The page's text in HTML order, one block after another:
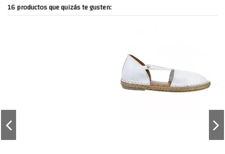
16 productos que quizás te gusten: